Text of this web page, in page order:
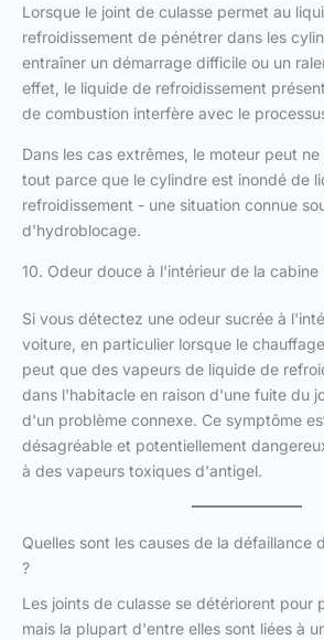
Lorsque le joint de culasse permet au
refroidissement de pénétrer dans les
entraîner un démarrage difficile ou un
effet, le liquide de refroidissement
de combustion interfère avec le
Dans les cas extrêmes, le moteur peut
tout parce que le cylindre est inondé de
refroidissement - une situation connue
d'hydroblocage.
10. Odeur douce à l'intérieur de la cabine
Si vous détectez une odeur sucrée à
voiture, en particulier lorsque le
peut que des vapeurs de liquide de
dans l'habitacle en raison d'une fuite du
d'un problème connexe. Ce symptôme
désagréable et potentiellement
à des vapeurs toxiques d'antigel.
Quelles sont les causes de la défaillance
?
Les joints de culasse se détériorent pour
mais la plupart d'entre elles sont liées à